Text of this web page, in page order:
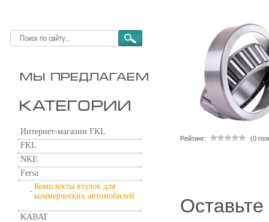
Интернет-магазин FKL
FKL
NKE
Fersa
Комплекты втулок для
коммерческих автомобилей
KABAT
Рейтинг: (0